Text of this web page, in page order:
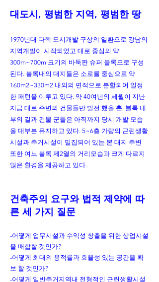
대도시, 평범한 지역, 평범한 땅
1970년대 다핵 도시개발 구상의 일환으로 강남의
지역개발이 시작되었고 대로 중심의 약
300m~700m 크기의 바둑판 슈퍼 블록으로 구성
된다. 블록내의 대지들은 소로를 중심으로 약
160m2~330m2 내외의 면적으로 분할되어 일정
한 패턴을 이루고 있다. 약 40여년의 세월이 지난
지금 대로 주변의 건물들만 발전 했을 뿐, 블록 내
부의 길과 건물 군들은 아직까지 당시 개발 모습
을 대부분 유지하고 있다. 5~6층 가량의 근린생활
시설과 주거시설이 밀집되어 있는 본 대지 주변
또한 여느 블록 제2열의 거리모습과 크게 다르지
않은 환경을 제공하고 있다.
건축주의 요구와 법적 제약에 따
른 세 가지 질문
-어떻게 업무시설과 수익성 창출을 위한 상업시설
을 배합할 것인가?
-어떻게 최대의 용적률과 효율성 있는 공간을 확
보 할 것인가?
-어떻게 일반주거지역내 전형적인 근린생활시설